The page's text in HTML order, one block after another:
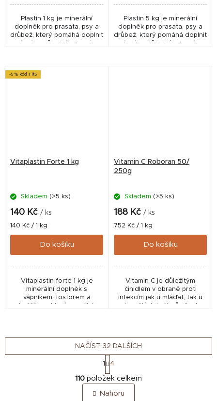
Plastin 1 kg je minerální
doplněk pro prasata, psy a
drůbež, který pomáhá doplnit
Plastin 5 kg je minerální
doplněk pro prasata, psy a
drůbež, který pomáhá doplnit
-5 % kód Fit5
Vitaplastin Forte 1 kg
Skladem (>5 ks)
140 Kč / ks
Měrná
cena:
140 Kč / 1 kg
Do košíku
Vitaplastin forte 1 kg je
minerální doplněk s
vápníkem, fosforem a
zvířat.
Vitamin C Roboran 50/
250g
Skladem (>5 ks)
188 Kč / ks
Měrná
cena:
752 Kč / 1 kg
Do košíku
Vitamin C je důležitým
činidlem v obraně proti
infekcím jak u mláďat, tak u
O
v
l
NAČÍST 32 DALŠÍCH
S
t
r
á
n
1 4
110 položek celkem
Nahoru